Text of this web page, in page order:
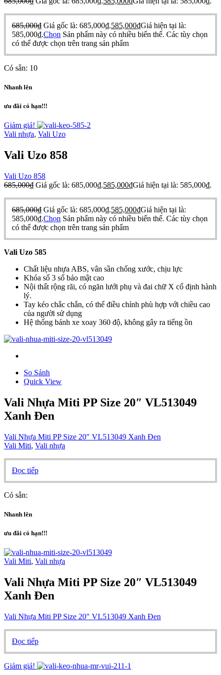
685,000₫ Giá gốc là: 685,000₫.585,000₫Giá hiện tại là:
585,000₫.Chọn Sản phẩm này có nhiều biến thể. Các tùy chọn
có thể được chọn trên trang sản phẩm
Có sẵn: 10
Nhanh lên
ưu đãi có hạn!!!
Giảm giá!
Vali nhựa, Vali Uzo
Vali Uzo 858
Vali Uzo 858
685,000₫ Giá gốc là: 685,000₫.585,000₫Giá hiện tại là: 585,000₫.
685,000₫ Giá gốc là: 685,000₫.585,000₫Giá hiện tại là:
585,000₫.Chọn Sản phẩm này có nhiều biến thể. Các tùy chọn
có thể được chọn trên trang sản phẩm
Vali Uzo 585
Chất liệu nhựa ABS, vân sần chống xước, chịu lực
Khóa số 3 số bảo mật cao
Nội thất rộng rãi, có ngăn lưới phụ và đai chữ X cố định hành
lý.
Tay kéo chắc chắn, có thể điều chỉnh phù hợp với chiều cao
của người sử dụng
Hệ thống bánh xe xoay 360 độ, không gây ra tiếng ồn
So Sánh
Quick View
Vali Nhựa Miti PP Size 20″ VL513049
Xanh Đen
Vali Nhựa Miti PP Size 20″ VL513049 Xanh Đen
Vali Miti, Vali nhựa
Đọc tiếp
Có sẵn:
Nhanh lên
ưu đãi có hạn!!!
Vali Miti, Vali nhựa
Vali Nhựa Miti PP Size 20″ VL513049
Xanh Đen
Vali Nhựa Miti PP Size 20″ VL513049 Xanh Đen
Đọc tiếp
Giảm giá!